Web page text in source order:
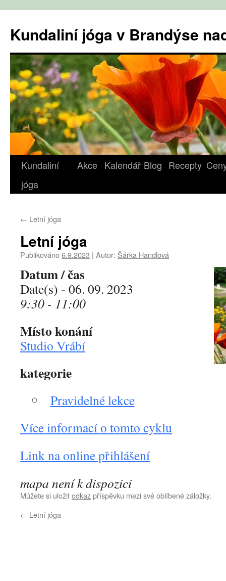
obsahu
webu
Kundaliní jóga v Brandýse
Kundaliní
jóga
Akce Kalendář Blog Recepty
← Letní jóga
Letní jóga
Publikováno6.9.2023 | Autor: Šárka Handlová
Datum / čas
Date(s) - 06. 09. 2023
9:30 - 11:00
Místo konání
Studio Vrábí
kategorie
Pravidelné lekce
Více informací o tomto cyklu
Link na online přihlášení
mapa není k dispozici
Můžete si uložitodkazpříspěvku mezi své oblíbené záložky.
← Letní jóga